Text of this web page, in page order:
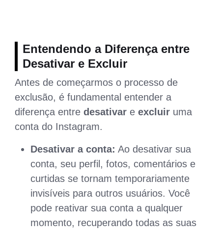
Entendendo a Diferença entre
Desativar e Excluir
Antes de começarmos o processo de
exclusão, é fundamental entender a
diferença entre desativar e excluir uma
conta do Instagram.
Desativar a conta: Ao desativar sua
conta, seu perfil, fotos, comentários e
curtidas se tornam temporariamente
invisíveis para outros usuários. Você
pode reativar sua conta a qualquer
momento, recuperando todas as suas